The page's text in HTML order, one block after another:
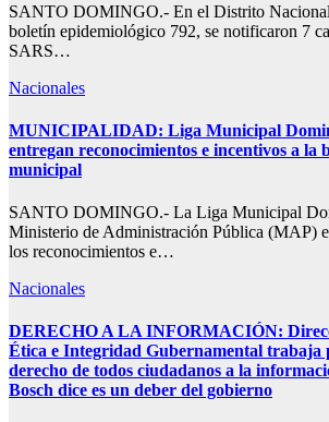
SANTO DOMINGO.- En el Distrito
boletín epidemiológico 792, se notificaron 7
SARS…
Nacionales
MUNICIPALIDAD: Liga Municipal
entregan reconocimientos e incentivos a la
municipal
SANTO DOMINGO.- La Liga Municipal
Ministerio de Administración Pública (MAP)
los reconocimientos e…
Nacionales
DERECHO A LA INFORMACIÓN:
Ética e Integridad Gubernamental trabaja
derecho de todos ciudadanos a la
Bosch dice es un deber del gobierno